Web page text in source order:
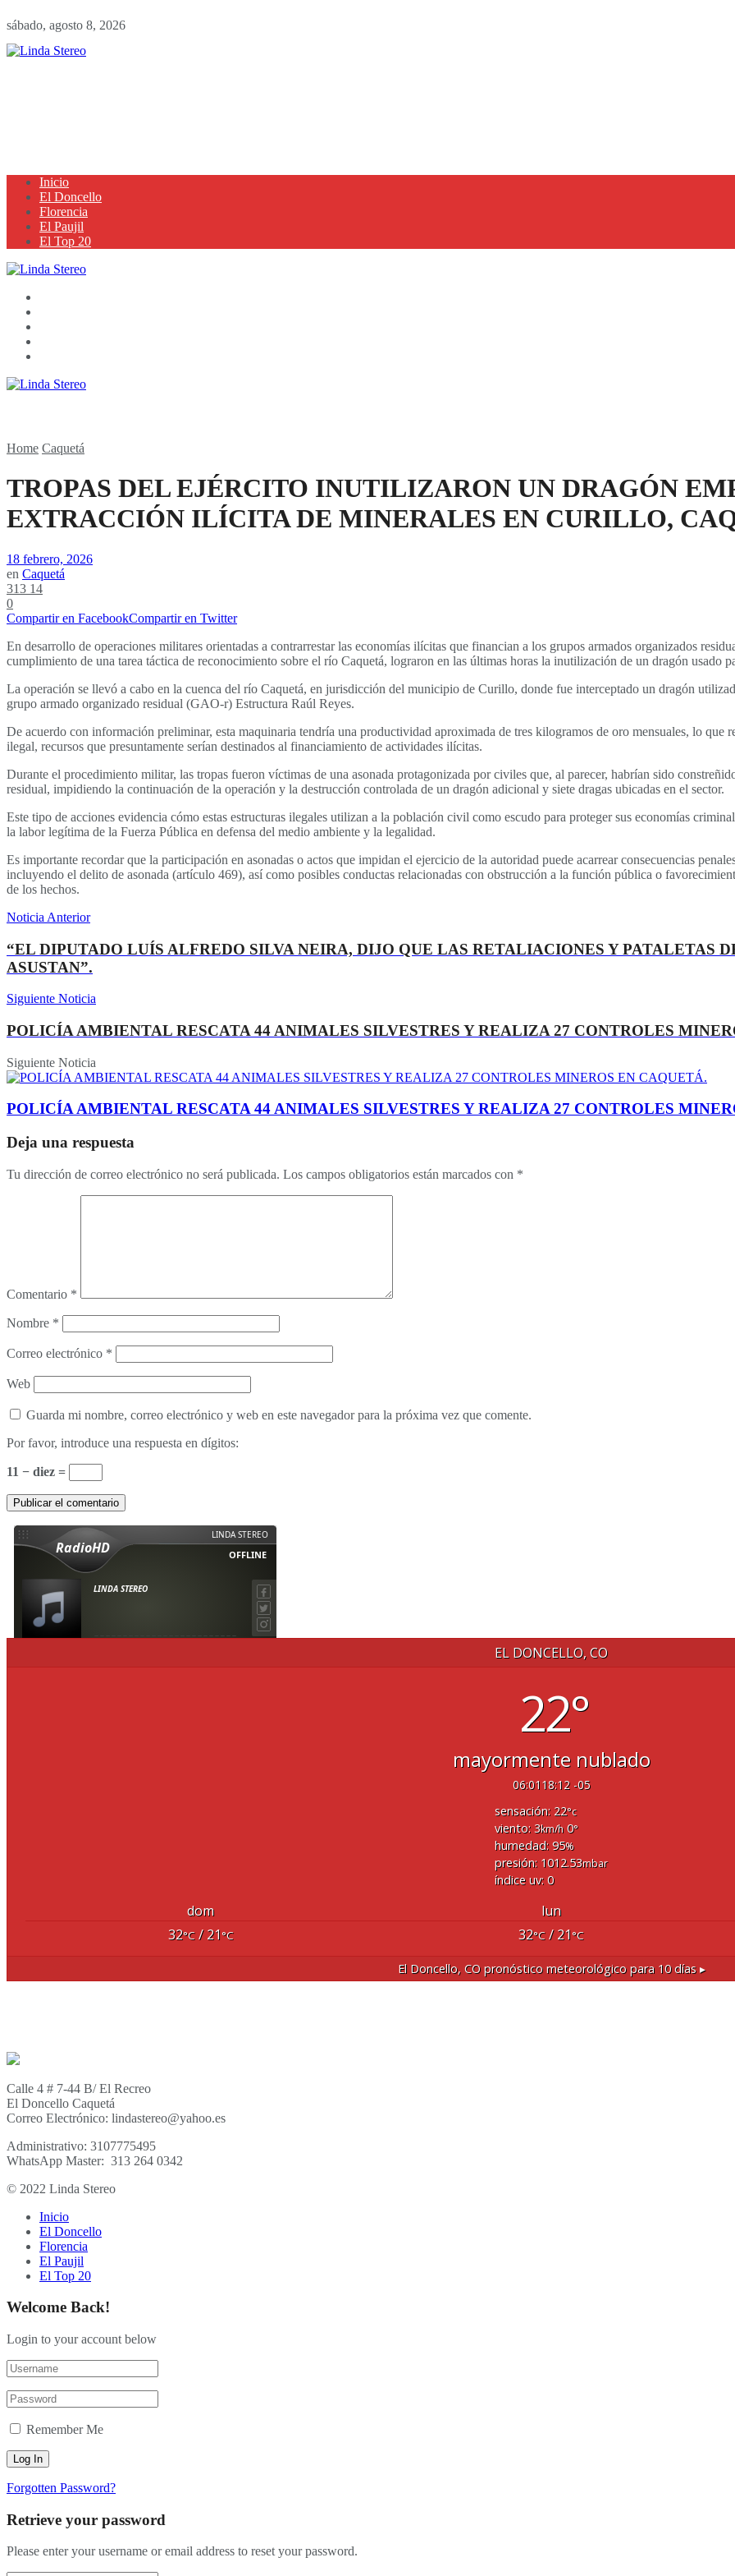
sábado, agosto 8, 2026
Inicio
El Doncello
Florencia
El Paujil
El Top 20
Home Caquetá
TROPAS DEL EJÉRCITO INUTILIZARON UN DRAGÓN
EXTRACCIÓN ILÍCITA DE MINERALES EN CURILLO,
18 febrero, 2026
en Caquetá
313 14
0
Compartir en FacebookCompartir en Twitter
En desarrollo de operaciones militares orientadas a contrarrestar las economías ilícitas que financian a los grupos armados organizados
cumplimiento de una tarea táctica de reconocimiento sobre el río Caquetá, lograron en las últimas horas la inutilización de un dragón usado
La operación se llevó a cabo en la cuenca del río Caquetá, en jurisdicción del municipio de Curillo, donde fue interceptado un dragón
grupo armado organizado residual (GAO-r) Estructura Raúl Reyes.
De acuerdo con información preliminar, esta maquinaria tendría una productividad aproximada de tres kilogramos de oro mensuales, lo que
ilegal, recursos que presuntamente serían destinados al financiamiento de actividades ilícitas.
Durante el procedimiento militar, las tropas fueron víctimas de una asonada protagonizada por civiles que, al parecer, habrían sido
residual, impidiendo la continuación de la operación y la destrucción controlada de un dragón adicional y siete dragas ubicadas en el sector.
Este tipo de acciones evidencia cómo estas estructuras ilegales utilizan a la población civil como escudo para proteger sus economías
la labor legítima de la Fuerza Pública en defensa del medio ambiente y la legalidad.
Es importante recordar que la participación en asonadas o actos que impidan el ejercicio de la autoridad puede acarrear consecuencias
incluyendo el delito de asonada (artículo 469), así como posibles conductas relacionadas con obstrucción a la función pública o
de los hechos.
Noticia Anterior
“EL DIPUTADO LUÍS ALFREDO SILVA NEIRA, DIJO QUE LAS RETALIACIONES Y PATALETAS
ASUSTAN”.
Siguiente Noticia
POLICÍA AMBIENTAL RESCATA 44 ANIMALES SILVESTRES Y REALIZA 27 CONTROLES
Siguiente Noticia
POLICÍA AMBIENTAL RESCATA 44 ANIMALES SILVESTRES Y REALIZA 27 CONTROLES
Deja una respuesta
Tu dirección de correo electrónico no será publicada. Los campos obligatorios están marcados con *
Comentario *
Nombre *
Correo electrónico *
Web
Guarda mi nombre, correo electrónico y web en este navegador para la próxima vez que comente.
Por favor, introduce una respuesta en dígitos:
11 − diez =
EL DONCELLO, CO
22°
mayormente nublado
06:0118:12 -05
sensación: 22°c
viento: 3km/h 0°
humedad: 95%
presión: 1012.53mbar
índice uv: 0
dom lun
32°C/ 21°C 32°C/ 21°C
El Doncello, COpronóstico meteorológico para 10 días ▸
Calle 4 # 7-44 B/ El Recreo
El Doncello Caquetá
Correo Electrónico: lindastereo@yahoo.es
Administrativo: 3107775495
WhatsApp Master: 313 264 0342
© 2022 Linda Stereo
Inicio
El Doncello
Florencia
El Paujil
El Top 20
Welcome Back!
Login to your account below
Remember Me
Forgotten Password?
Retrieve your password
Please enter your username or email address to reset your password.